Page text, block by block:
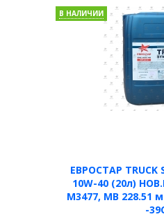
ЕВРОСТАР TRUCK
10W-40 (20л)
M3477, MB 228.51
-
В НАЛИЧИИ